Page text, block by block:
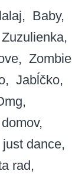
Baby
Zuzulienka
Zombie
Jabĺčko
just dance
rad